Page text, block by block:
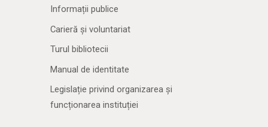
Informații publice
Carieră și voluntariat
Turul bibliotecii
Manual de identitate
Legislație privind organizarea și
funcționarea instituției